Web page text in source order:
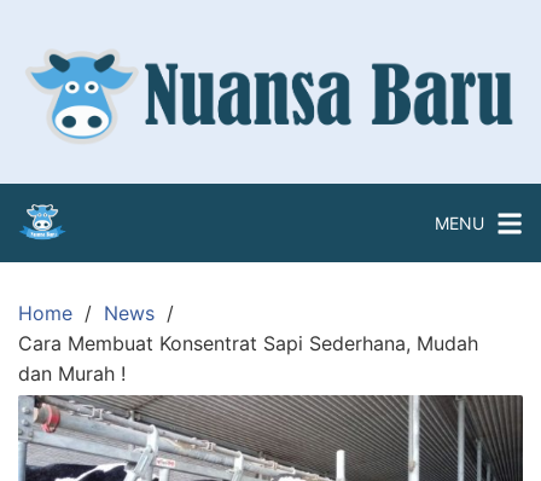
content
MENU
Home
News
Cara Membuat Konsentrat Sapi Sederhana, Mudah
dan Murah !